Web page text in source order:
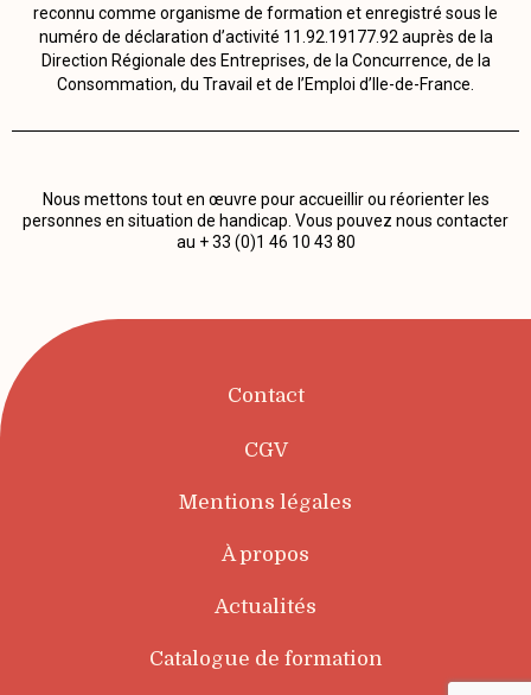
reconnu comme organisme de formation et enregistré sous le
numéro de déclaration d’activité 11.92.19177.92 auprès de la
Direction Régionale des Entreprises, de la Concurrence, de la
Consommation, du Travail et de l’Emploi d’Ile-de-France.
Nous mettons tout en œuvre pour accueillir ou réorienter les
personnes en situation de handicap. Vous pouvez nous contacter
au + 33 (0)1 46 10 43 80
Contact
CGV
Mentions légales
À propos
Actualités
Catalogue de formation